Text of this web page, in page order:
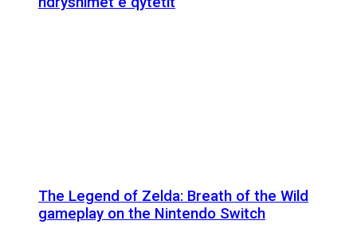
The Legend of Zelda: Breath of the Wild
gameplay on the Nintendo Switch